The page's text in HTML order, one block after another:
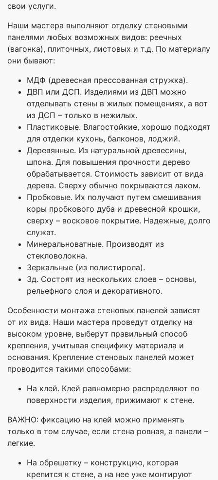
свои услуги.
Наши мастера выполняют отделку стеновыми
панелями любых возможных видов: реечных
(вагонка), плиточных, листовых и т.д. По материалу
они бывают:
МДФ (древесная прессованная стружка).
ДВП или ДСП. Изделиями из ДВП можно
отделывать стены в жилых помещениях, а вот
из ДСП – только в нежилых.
Пластиковые. Влагостойкие, хорошо подходят
для отделки кухонь, балконов, лоджий.
Деревянные. Из натуральной древесины,
шпона. Для повышения прочности дерево
обрабатывается. Стоимость зависит от вида
дерева. Сверху обычно покрываются лаком.
Пробковые. Их получают путем смешивания
коры пробкового дуба и древесной крошки,
сверху – восковое покрытие. Надежные, долго
служат.
Минеральноватные. Производят из
стекловолокна.
Зеркальные (из полистирола).
3д. Состоят из нескольких слоев – основы,
рельефного слоя и декоративного.
Особенности монтажа стеновых панелей зависят
от их вида. Наши мастера проведут отделку на
высоком уровне, выберут правильный способ
крепления, учитывая специфику материала и
основания. Крепление стеновых панелей может
проводится такими способами:
На клей. Клей равномерно распределяют по
поверхности изделия, прижимают к стене.
ВАЖНО: фиксацию на клей можно применять
только в том случае, если стена ровная, а панели –
легкие.
На обрешетку – конструкцию, которая
крепится к стене, а на нее уже монтируют